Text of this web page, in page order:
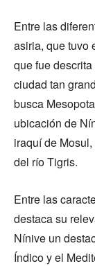
Entre las
asiria, que tuvo
que fue
ciudad tan
busca
ubicación de
iraquí de
del río Tigris.
Entre las
destaca su
Nínive un
Índico y el